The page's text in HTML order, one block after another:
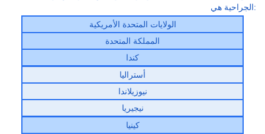
الجراحية هي:
الولايات المتحدة الأمريكية
المملكة المتحدة
كندا
أستراليا
نيوزيلاندا
نيجيريا
كينيا